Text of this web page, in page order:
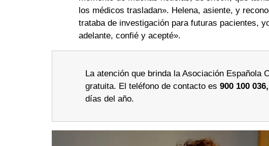
los médicos trasladan». Helena, asiente, y
trataba de investigación para futuras pacientes,
adelante, confié y acepté».
La atención que brinda la Asociación Española
gratuita. El teléfono de contacto es900 100 036,
días del año.